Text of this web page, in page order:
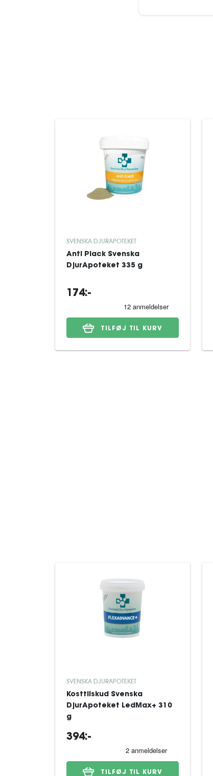
SVENSKA DJURAPOTEKET
Anti Plack Svenska
DjurApoteket 335 g
174:-
TILFØJ TIL KURV
SVENSKA DJURAPOTEKET
Kosttilskud Svenska
DjurApoteket LedMax+ 310
g
394:-
TILFØJ TIL KURV